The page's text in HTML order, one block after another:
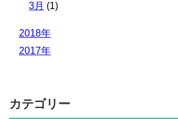
3月 (1)
2018年
2017年
カテゴリー